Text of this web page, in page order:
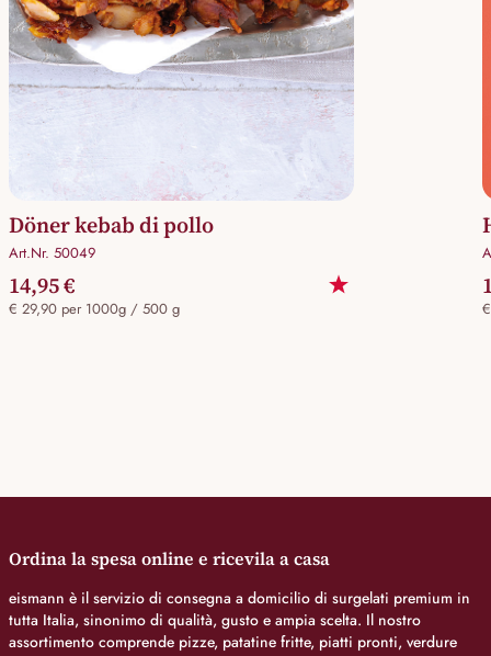
Döner kebab di pollo
Art.Nr. 50049
14,95 €
€ 29,90 per 1000g / 500 g
Ordina la spesa online e ricevila a casa
eismann è il servizio di consegna a domicilio di surgelati premium in
tutta Italia, sinonimo di qualità, gusto e ampia scelta. Il nostro
assortimento comprende pizze, patatine fritte, piatti pronti, verdure